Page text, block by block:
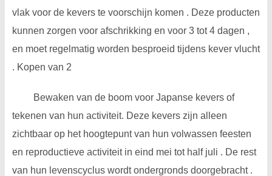
vlak voor de kevers te voorschijn komen . Deze producten
kunnen zorgen voor afschrikking en voor 3 tot 4 dagen ,
en moet regelmatig worden besproeid tijdens kever vlucht
. Kopen van 2
Bewaken van de boom voor Japanse kevers of
tekenen van hun activiteit. Deze kevers zijn alleen
zichtbaar op het hoogtepunt van hun volwassen feesten
en reproductieve activiteit in eind mei tot half juli . De rest
van hun levenscyclus wordt ondergronds doorgebracht .